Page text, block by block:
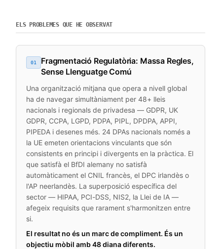
ELS PROBLEMES QUE HE OBSERVAT
01
Fragmentació Regulatòria: Massa Regles,
Sense Llenguatge Comú
Una organització mitjana que opera a nivell global
ha de navegar simultàniament per 48+ lleis
nacionals i regionals de privadesa — GDPR, UK
GDPR, CCPA, LGPD, PDPA, PIPL, DPDPA, APPI,
PIPEDA i desenes més. 24 DPAs nacionals només a
la UE emeten orientacions vinculants que són
consistents en principi i divergents en la pràctica. El
que satisfà el BfDI alemany no satisfà
automàticament el CNIL francès, el DPC irlandès o
l'AP neerlandès. La superposició específica del
sector — HIPAA, PCI-DSS, NIS2, la Llei de IA —
afegeix requisits que rarament s'harmonitzen entre
si.
El resultat no és un marc de compliment. És un
objectiu mòbil amb 48 diana diferents.